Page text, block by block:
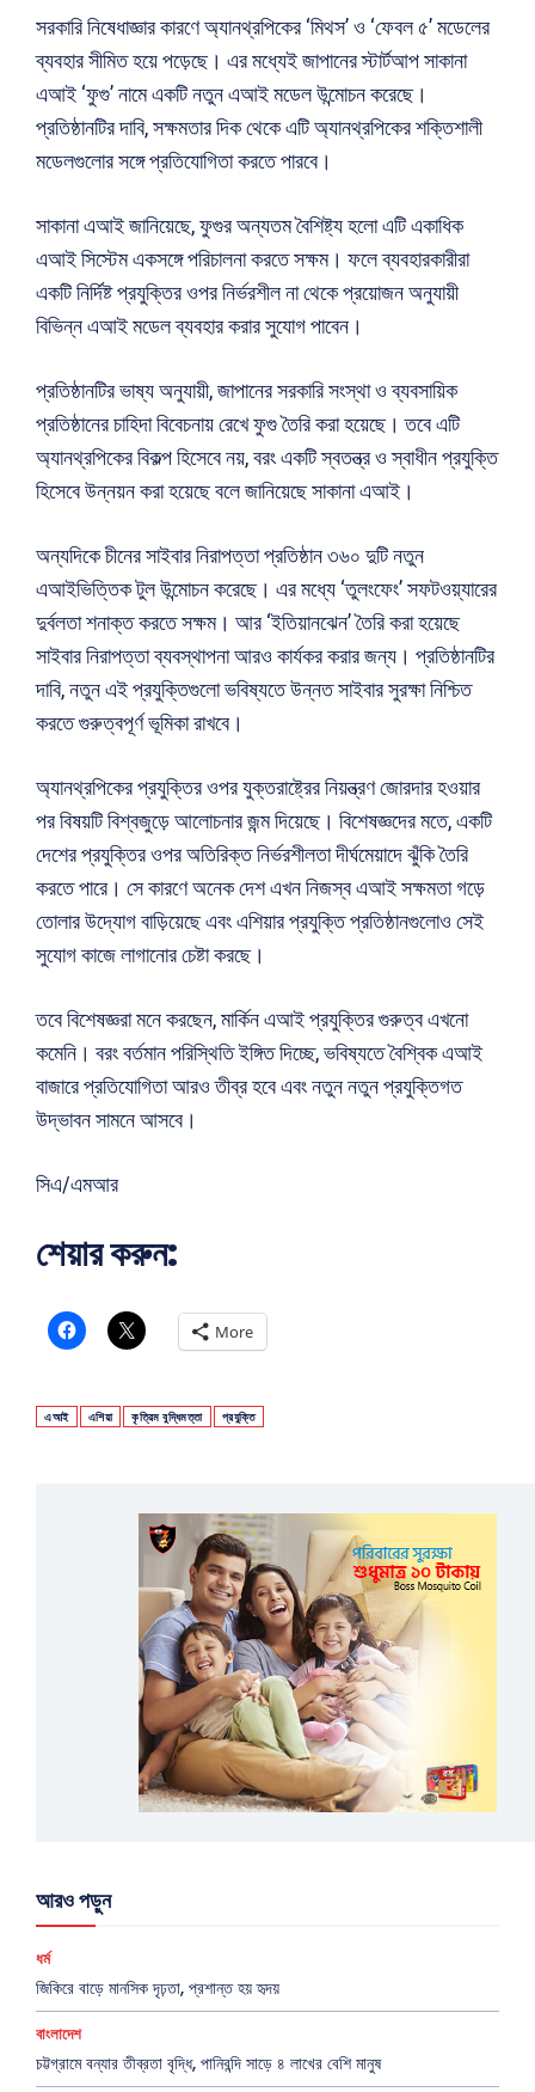
সরকারি নিষেধাজ্ঞার কারণে অ্যানথ্রপিকের ‘মিথস’ ও ‘ফেবল ৫’ মডেলের
ব্যবহার সীমিত হয়ে পড়েছে। এর মধ্যেই জাপানের স্টার্টআপ সাকানা
এআই ‘ফুগু’ নামে একটি নতুন এআই মডেল উন্মোচন করেছে।
প্রতিষ্ঠানটির দাবি, সক্ষমতার দিক থেকে এটি অ্যানথ্রপিকের শক্তিশালী
মডেলগুলোর সঙ্গে প্রতিযোগিতা করতে পারবে।
সাকানা এআই জানিয়েছে, ফুগুর অন্যতম বৈশিষ্ট্য হলো এটি একাধিক
এআই সিস্টেম একসঙ্গে পরিচালনা করতে সক্ষম। ফলে ব্যবহারকারীরা
একটি নির্দিষ্ট প্রযুক্তির ওপর নির্ভরশীল না থেকে প্রয়োজন অনুযায়ী
বিভিন্ন এআই মডেল ব্যবহার করার সুযোগ পাবেন।
প্রতিষ্ঠানটির ভাষ্য অনুযায়ী, জাপানের সরকারি সংস্থা ও ব্যবসায়িক
প্রতিষ্ঠানের চাহিদা বিবেচনায় রেখে ফুগু তৈরি করা হয়েছে। তবে এটি
অ্যানথ্রপিকের বিকল্প হিসেবে নয়, বরং একটি স্বতন্ত্র ও স্বাধীন প্রযুক্তি
হিসেবে উন্নয়ন করা হয়েছে বলে জানিয়েছে সাকানা এআই।
অন্যদিকে চীনের সাইবার নিরাপত্তা প্রতিষ্ঠান ৩৬০ দুটি নতুন
এআইভিত্তিক টুল উন্মোচন করেছে। এর মধ্যে ‘তুলংফেং’ সফটওয়্যারের
দুর্বলতা শনাক্ত করতে সক্ষম। আর ‘ইতিয়ানঝেন’ তৈরি করা হয়েছে
সাইবার নিরাপত্তা ব্যবস্থাপনা আরও কার্যকর করার জন্য। প্রতিষ্ঠানটির
দাবি, নতুন এই প্রযুক্তিগুলো ভবিষ্যতে উন্নত সাইবার সুরক্ষা নিশ্চিত
করতে গুরুত্বপূর্ণ ভূমিকা রাখবে।
অ্যানথ্রপিকের প্রযুক্তির ওপর যুক্তরাষ্ট্রের নিয়ন্ত্রণ জোরদার হওয়ার
পর বিষয়টি বিশ্বজুড়ে আলোচনার জন্ম দিয়েছে। বিশেষজ্ঞদের মতে, একটি
দেশের প্রযুক্তির ওপর অতিরিক্ত নির্ভরশীলতা দীর্ঘমেয়াদে ঝুঁকি তৈরি
করতে পারে। সে কারণে অনেক দেশ এখন নিজস্ব এআই সক্ষমতা গড়ে
তোলার উদ্যোগ বাড়িয়েছে এবং এশিয়ার প্রযুক্তি প্রতিষ্ঠানগুলোও সেই
সুযোগ কাজে লাগানোর চেষ্টা করছে।
তবে বিশেষজ্ঞরা মনে করছেন, মার্কিন এআই প্রযুক্তির গুরুত্ব এখনো
কমেনি। বরং বর্তমান পরিস্থিতি ইঙ্গিত দিচ্ছে, ভবিষ্যতে বৈশ্বিক এআই
বাজারে প্রতিযোগিতা আরও তীব্র হবে এবং নতুন নতুন প্রযুক্তিগত
উদ্ভাবন সামনে আসবে।
সিএ/এমআর
শেয়ার করুন:
More
এআই এশিয়া কৃত্রিম বুদ্ধিমত্তা প্রযুক্তি
আরও পড়ুন
ধর্ম
জিকিরে বাড়ে মানসিক দৃঢ়তা, প্রশান্ত হয় হৃদয়
বাংলাদেশ
চট্টগ্রামে বন্যার তীব্রতা বৃদ্ধি, পানিবন্দি সাড়ে ৪ লাখের বেশি মানুষ